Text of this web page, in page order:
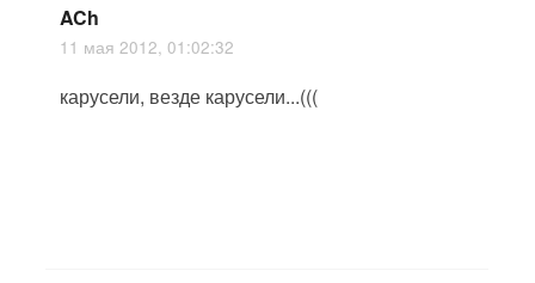
ACh
11 мая 2012, 01:02:32
карусели, везде карусели...(((